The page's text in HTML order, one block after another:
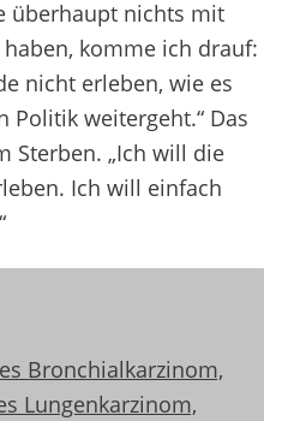
überhaupt nichts mit
komme ich drauf:
nicht erleben, wie es
weitergeht.“ Das
Sterben. „Ich will die
Ich will einfach
Bronchialkarzinom,
Lungenkarzinom,